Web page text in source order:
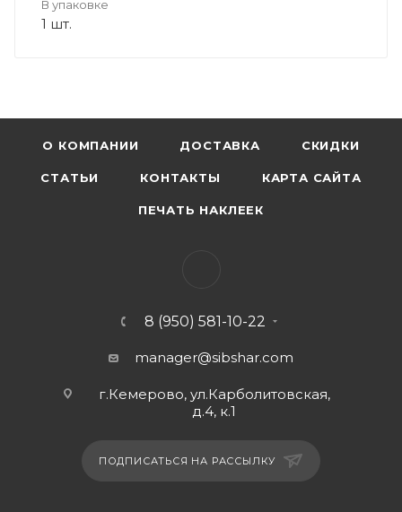
В упаковке
1 шт.
О КОМПАНИИ ДОСТАВКА СКИДКИ
СТАТЬИ КОНТАКТЫ КАРТА САЙТА
ПЕЧАТЬ НАКЛЕЕК
8 (950) 581-10-22
manager@sibshar.com
г.Кемерово, ул.Карболитовская,
д.4, к.1
ПОДПИСАТЬСЯ НА РАССЫЛКУ